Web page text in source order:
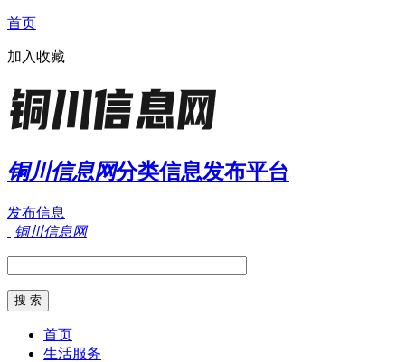
首页
加入收藏
铜川信息网分类信息发布平台
发布信息
铜川信息网
首页
生活服务